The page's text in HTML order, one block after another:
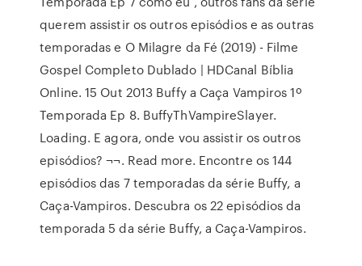
querem assistir os outros episódios e as outras
temporadas e O Milagre da Fé (2019) - Filme
Gospel Completo Dublado | HDCanal Bíblia
Online. 15 Out 2013 Buffy a Caça Vampiros 1º
Temporada Ep 8. BuffyThVampireSlayer.
Loading. E agora, onde vou assistir os outros
episódios? ¬¬. Read more. Encontre os 144
episódios das 7 temporadas da série Buffy, a
Caça-Vampiros. Descubra os 22 episódios da
temporada 5 da série Buffy, a Caça-Vampiros.